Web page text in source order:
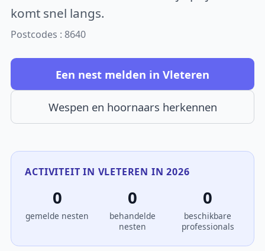
komt snel langs.
Postcodes : 8640
Een nest melden in Vleteren
Wespen en hoornaars herkennen
ACTIVITEIT IN VLETEREN IN 2026
0
gemelde nesten
0
behandelde
nesten
0
beschikbare
professionals